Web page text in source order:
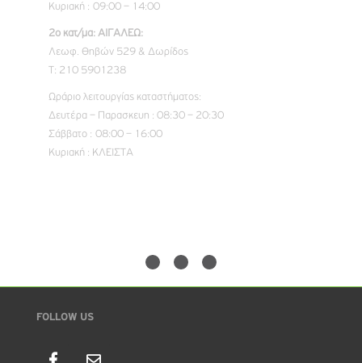
Κυριακή : 09:00 – 14:00
2ο κατ/μα: ΑΙΓΑΛΕΩ:
Λεωφ. Θηβών 529 & Δωρίδος
Τ: 210 5901238
Ωράριο λειτουργίας καταστήματος:
Δευτέρα – Παρασκευη : 08:30 – 20:30
Σάββατο : 08:00 – 16:00
Κυριακή : ΚΛΕΙΣΤΑ
FOLLOW US